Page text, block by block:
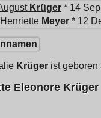
Krüger * 14
Meyer * 12
Krüger ist geboren
Eleonore Krüger